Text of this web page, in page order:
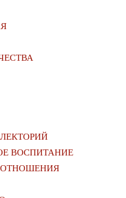
ВОСПИТАНИЕ
ОТНОШЕНИЯ